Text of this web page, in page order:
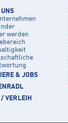
werden
& JOBS
/ VERLEIH